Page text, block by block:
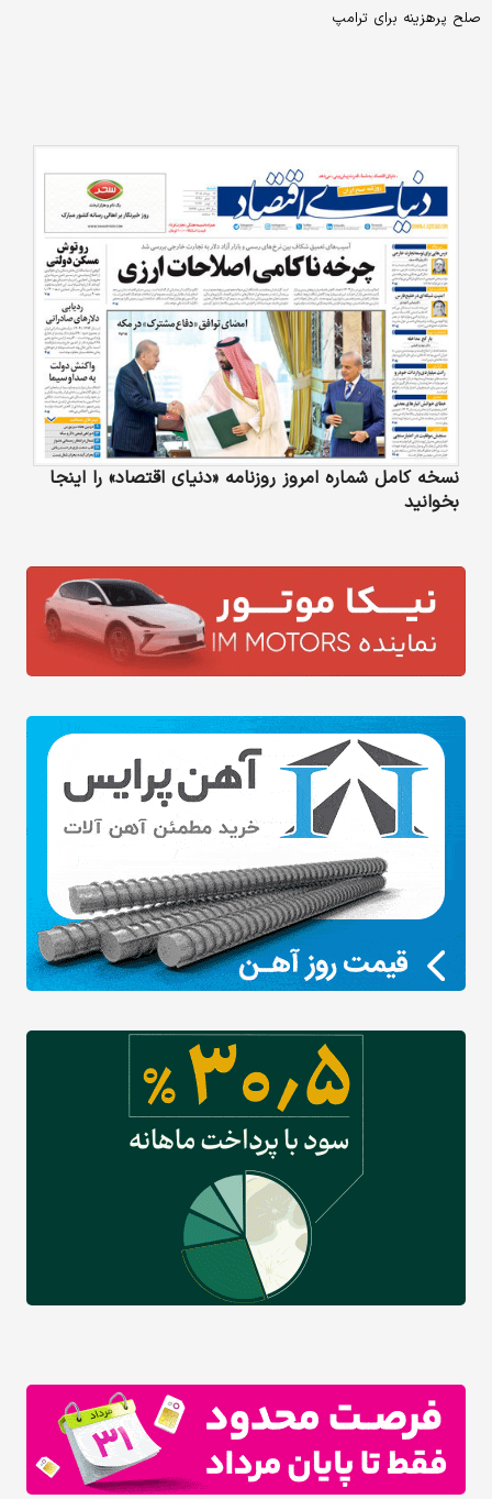
صلح پرهزینه برای ترامپ
نسخه کامل شماره امروز روزنامه «دنیای‌ اقتصاد» را اینجا
بخوانید